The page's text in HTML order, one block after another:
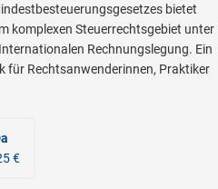
bietet
komplexen Steuerrechtsgebiet unter
Rechnungslegung. Ein
für Rechtsanwenderinnen, Praktiker
€